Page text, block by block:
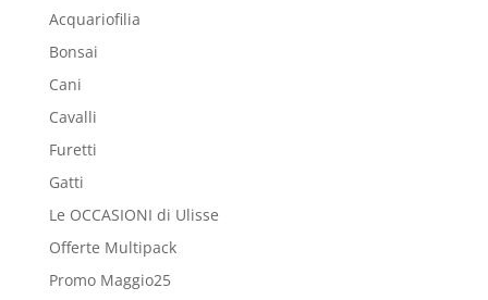
Acquariofilia
Bonsai
Cani
Cavalli
Furetti
Gatti
Le OCCASIONI di Ulisse
Offerte Multipack
Promo Maggio25